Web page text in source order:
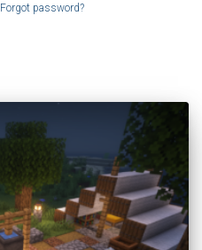
Forgot password?